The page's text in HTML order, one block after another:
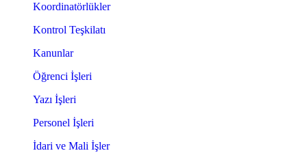
Koordinatörlükler
Kontrol Teşkilatı
Kanunlar
Öğrenci İşleri
Yazı İşleri
Personel İşleri
İdari ve Mali İşler